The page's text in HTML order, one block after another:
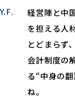
Y.F.
経営陣と中
を担える人
とどまらず
会計制度の
る“中身の
ね。